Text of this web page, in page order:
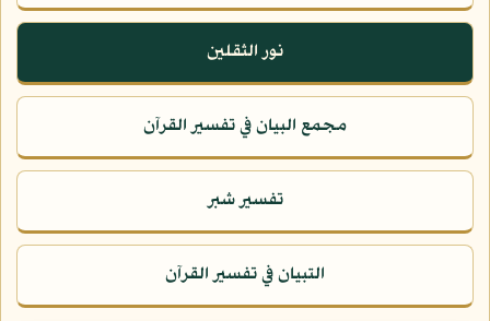
نور الثقلين
مجمع البيان في تفسير القرآن
تفسير شبر
التبيان في تفسير القرآن